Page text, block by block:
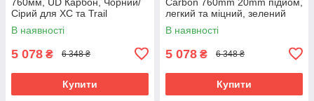
Сірий для XC та Trail
В наявності
5 078 ₴ 6 348 ₴
Купити
легкий та міцний, зелений
В наявності
5 078 ₴ 6 348 ₴
Купити